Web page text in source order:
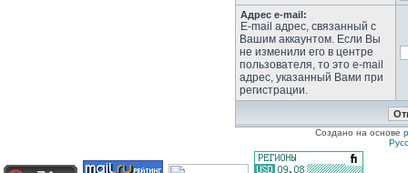
Адрес e-mail:
E-mail адрес, связанный с
Вашим аккаунтом. Если Вы
не изменили его в центре
пользователя, то это e-mail
адрес, указанный Вами при
регистрации.
Создано на основе